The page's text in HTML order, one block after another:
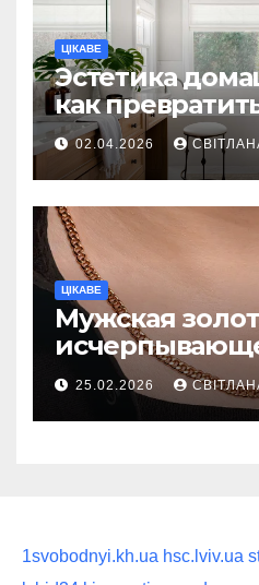
ЦІКАВЕ
Эстетика
как
ежедневную
ритуал
02.04.2026
ЦІКАВЕ
Мужская
руководство
статусного
25.02.2026
1svobodnyi.kh.ua hsc.lviv.ua